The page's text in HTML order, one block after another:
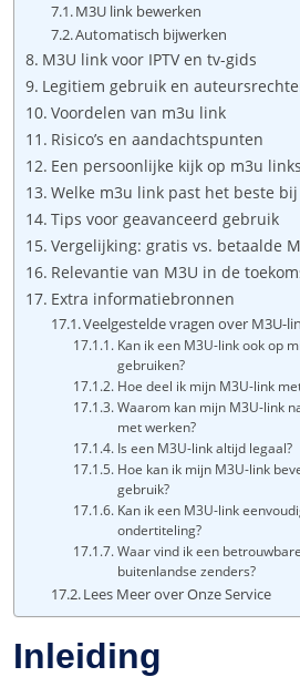
M3U link bewerken
Automatisch bijwerken
M3U link voor IPTV en tv-gids
Legitiem gebruik en
Voordelen van m3u link
Risico’s en aandachtspunten
Een persoonlijke kijk op m3u links
Welke m3u link past het beste
Tips voor geavanceerd gebruik
Vergelijking: gratis vs. betaalde
Relevantie van M3U in de
Extra informatiebronnen
Veelgestelde vragen over M3U-
Kan ik een M3U-link ook op
gebruiken?
Hoe deel ik mijn M3U-link
Waarom kan mijn M3U-link
met werken?
Is een M3U-link altijd legaal?
Hoe kan ik mijn M3U-link
gebruik?
Kan ik een M3U-link
ondertiteling?
Waar vind ik een
buitenlandse zenders?
Lees Meer over Onze Service
Inleiding